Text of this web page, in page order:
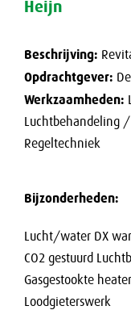
Nieuws
Werken bij
Contact
Heijn
Beschrijving:
Opdrachtgever:
Werkzaamheden:
Luchtbehandeling
Regeltechniek
Bijzonderheden:
Lucht/water DX
CO2 gestuurd
Gasgestookte
Loodgieterswerk